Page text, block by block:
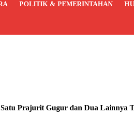
POLITIK & PEMERINTAHAN
Prajurit Gugur dan Dua Lainnya